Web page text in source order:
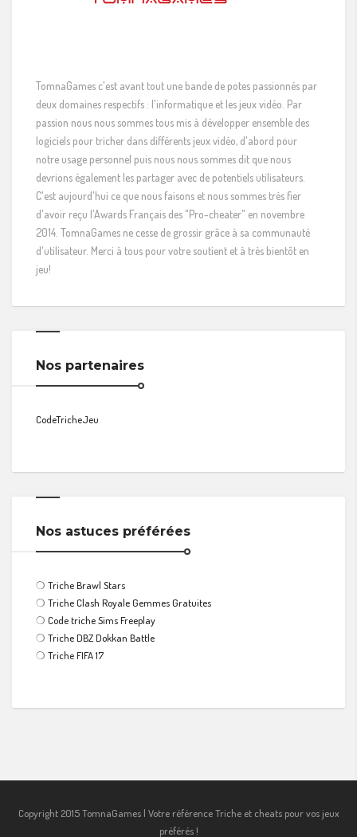
TomnaGames c'est avant tout une bande de potes passionnés par
deux domaines respectifs : l'informatique et les jeux vidéo. Par
passion nous nous sommes tous mis à développer ensemble des
logiciels pour tricher dans différents jeux vidéo, d'abord pour
notre usage personnel puis nous nous sommes dit que nous
devrions également les partager avec de potentiels utilisateurs.
C'est aujourd'hui ce que nous faisons et nous sommes très fier
d'avoir reçu l'Awards Français des "Pro-cheater" en novembre
2014. TomnaGames ne cesse de grossir grâce à sa communauté
d'utilisateur. Merci à tous pour votre soutient et à très bientôt en
jeu!
Nos partenaires
CodeTricheJeu
Nos astuces préférées
❍ Triche Brawl Stars
❍ Triche Clash Royale Gemmes Gratuites
❍ Code triche Sims Freeplay
❍ Triche DBZ Dokkan Battle
❍ Triche FIFA 17
Copyright 2015 TomnaGames | Votre référence Triche et cheats pour vos jeux
préférés !